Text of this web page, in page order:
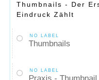
Thumbnails - Der
Eindruck Zählt
NO LABEL
Thumbnails
NO LABEL